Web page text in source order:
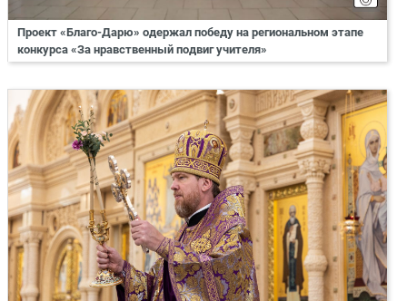
Проект «Благо-Дарю» одержал победу на региональном этапе
конкурса «За нравственный подвиг учителя»